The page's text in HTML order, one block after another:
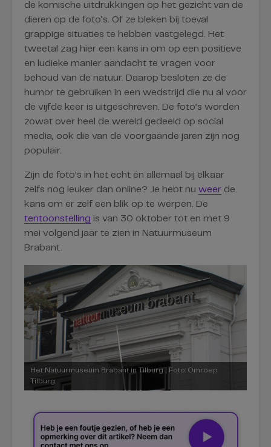
de komische uitdrukkingen op het gezicht van de
dieren op de foto’s. Of ze bleken bij toeval
grappige situaties te hebben vastgelegd. Het
tweetal zag hier een kans in om op een positieve
en ludieke manier aandacht te vragen voor
behoud van de natuur. Daarop besloten ze de
humor te gebruiken in een wedstrijd die nu al voor
de vijfde keer is uitgeschreven. De foto’s worden
zowat over heel de wereld gedeeld op social
media, ook die van de voorgaande jaren zijn nog
populair.
Zijn de foto’s in het echt én allemaal bij elkaar
zelfs nog leuker dan online? Je hebt nu weer de
kans om er zelf een blik op te werpen. De
tentoonstelling is van 30 oktober tot en met 9
mei volgend jaar te zien in Natuurmuseum
Brabant.
Het Natuurmuseum Brabant in Tilburg | Foto: Omroep
Tilburg